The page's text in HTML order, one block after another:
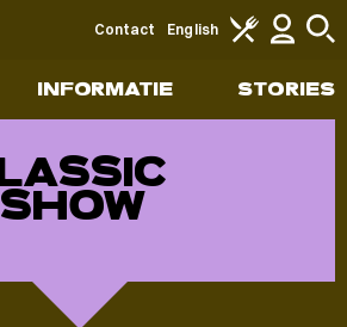
INFORMATIE STORIES
Contact English